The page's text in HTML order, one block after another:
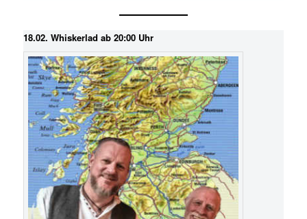
18.02. Whiskerlad ab 20:00 Uhr